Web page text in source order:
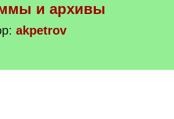
и архивы
akpetrov